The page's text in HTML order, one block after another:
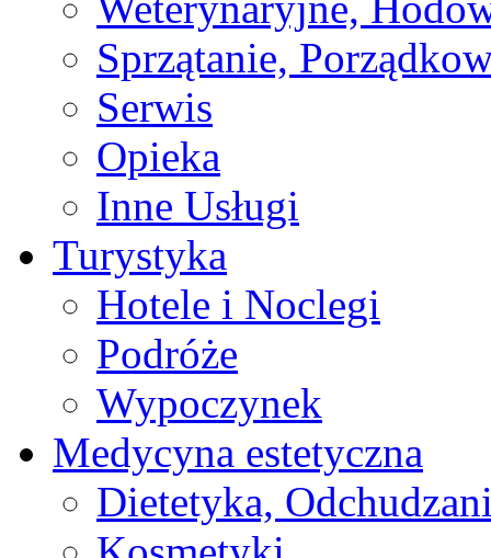
Sprzątanie,
Serwis
Opieka
Inne Usługi
Turystyka
Hotele i Noclegi
Podróże
Wypoczynek
Medycyna estetyczna
Dietetyka,